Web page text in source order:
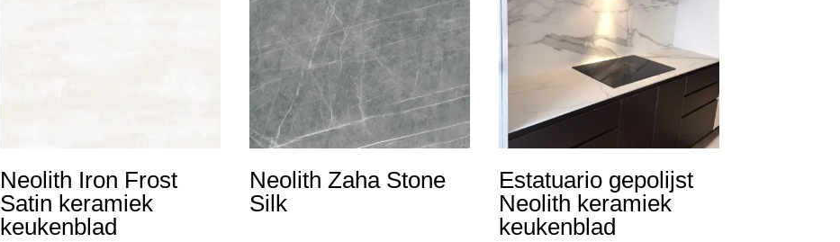
Neolith Iron Frost
Satin keramiek
keukenblad
Neolith Zaha Stone
Silk
Estatuario gepolijst
Neolith keramiek
keukenblad